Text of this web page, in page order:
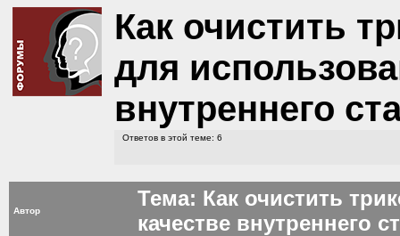
Как очистить
для
внутреннего
Ответов в этой теме: 6
Автор
Тема: Как очистить
качестве внутреннего